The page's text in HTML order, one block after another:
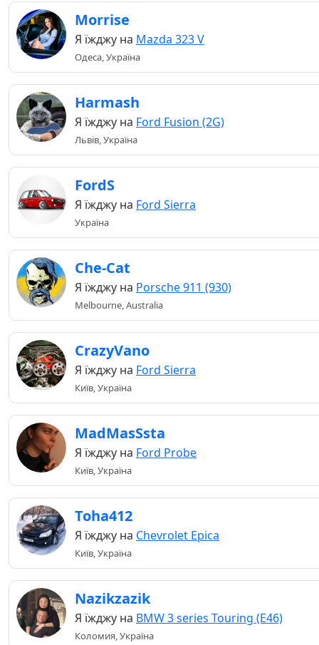
Morrise
Я їжджу на Mazda 323 V
Одеса, Україна
Harmash
Я їжджу на Ford Fusion (2G)
Львів, Україна
FordS
Я їжджу на Ford Sierra
Україна
Che-Cat
Я їжджу на Porsche 911 (930)
Melbourne, Australia
CrazyVano
Я їжджу на Ford Sierra
Київ, Україна
MadMasSsta
Я їжджу на Ford Probe
Київ, Україна
Toha412
Я їжджу на Chevrolet Epica
Київ, Україна
Nazikzazik
Я їжджу на BMW 3 series Touring (E46)
Коломия, Україна